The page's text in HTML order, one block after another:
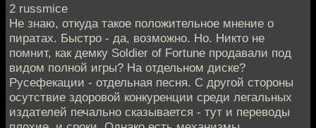
2 russmice
Не знаю, откуда такое положительное мнение о
пиратах. Быстро - да, возможно. Но. Никто не
помнит, как демку Soldier of Fortune продавали под
видом полной игры? На отдельном диске?
Русефекации - отдельная песня. С другой стороны
осутствие здоровой конкуренции среди легальных
издателей печально сказывается - тут и переводы